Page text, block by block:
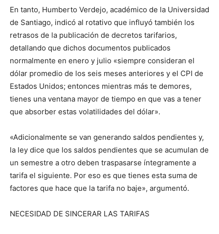
En tanto, Humberto Verdejo, académico de la Universidad
de Santiago, indicó al rotativo que influyó también los
retrasos de la publicación de decretos tarifarios,
detallando que dichos documentos publicados
normalmente en enero y julio «siempre consideran el
dólar promedio de los seis meses anteriores y el CPI de
Estados Unidos; entonces mientras más te demores,
tienes una ventana mayor de tiempo en que vas a tener
que absorber estas volatilidades del dólar».
«Adicionalmente se van generando saldos pendientes y,
la ley dice que los saldos pendientes que se acumulan de
un semestre a otro deben traspasarse íntegramente a
tarifa el siguiente. Por eso es que tienes esta suma de
factores que hace que la tarifa no baje», argumentó.
NECESIDAD DE SINCERAR LAS TARIFAS